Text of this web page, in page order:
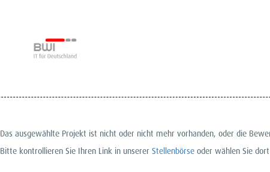
Das ausgewählte Projekt ist nicht oder nicht mehr vorhanden, oder die
Bitte kontrollieren Sie Ihren Link in unserer Stellenbörse oder wählen Sie